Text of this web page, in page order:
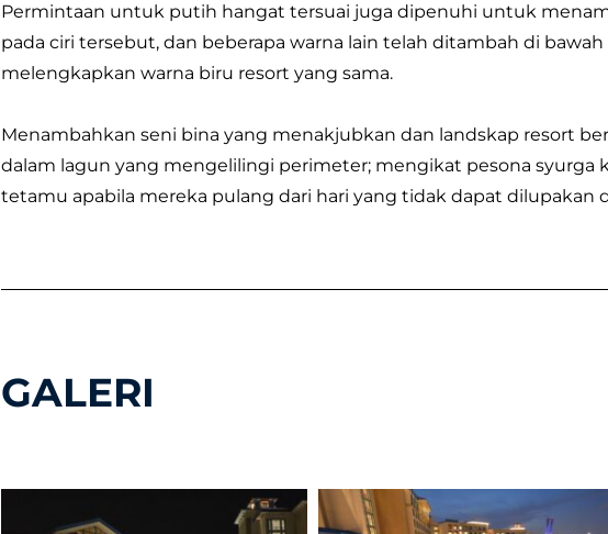
Permintaan untuk putih hangat tersuai juga dipenuhi untuk
pada ciri tersebut, dan beberapa warna lain telah ditambah di
melengkapkan warna biru resort yang sama.
Menambahkan seni bina yang menakjubkan dan landskap resort
dalam lagun yang mengelilingi perimeter; mengikat pesona syurga
tetamu apabila mereka pulang dari hari yang tidak dapat dilupakan
GALERI